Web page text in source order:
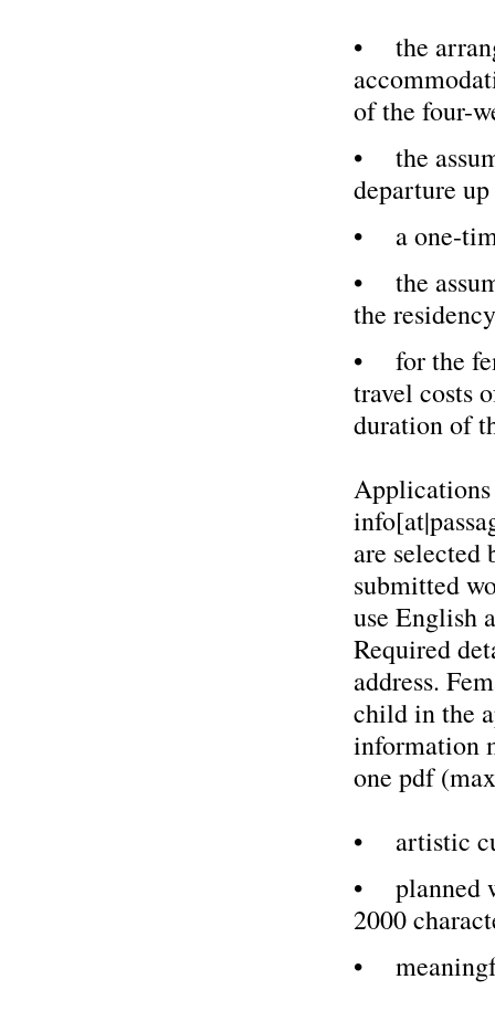
• the
of the four-
• the
departure
• a one-
• the
the
• for the
travel costs
duration of
are
submitted
use English
Required
address.
child in the
information
one pdf
• artistic
• planned
2000
•